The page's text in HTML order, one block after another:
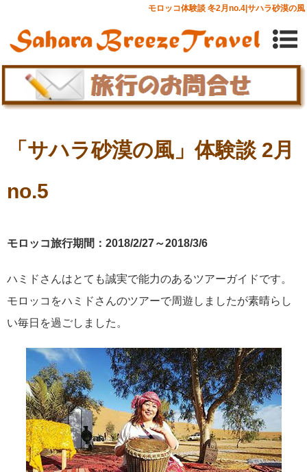
モロッコ体験談 冬2月no.4|サハラ砂漠の風
「サハラ砂漠の風」体験談 2月
no.5
モロッコ旅行期間：2018/2/27～2018/3/6
ハミドさんはとても誠実で能力のあるツアーガイドです。
モロッコをハミドさんのツアーで周遊しましたが素晴らし
い毎日を過ごしました。